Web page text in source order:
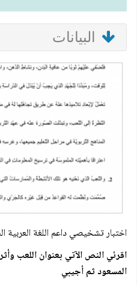
البيانات
اختبار تشخيصي داعم اللغة العربية
اقرئي النص الآتي بعنوان اللعب
المسعود ثم أجيبي